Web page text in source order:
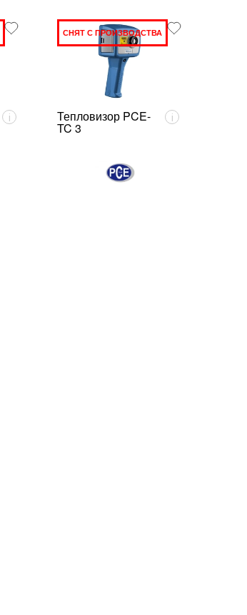
i
СНЯТ С ПРОИЗВОДСТВА
Тепловизор PCE-
TC 3
i